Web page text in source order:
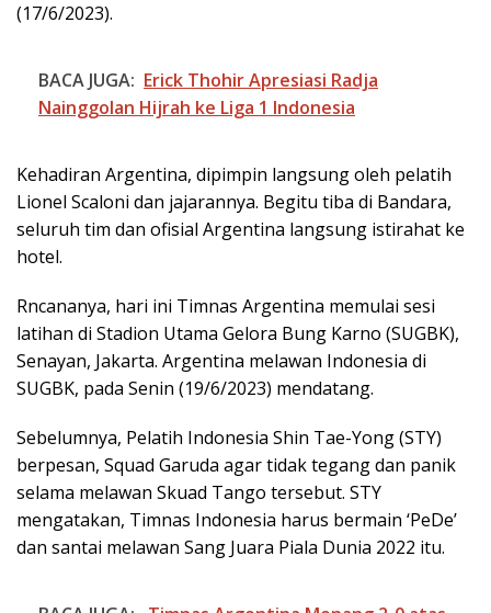
(17/6/2023).
BACA JUGA: Erick Thohir Apresiasi Radja
Nainggolan Hijrah ke Liga 1 Indonesia
Kehadiran Argentina, dipimpin langsung oleh pelatih
Lionel Scaloni dan jajarannya. Begitu tiba di Bandara,
seluruh tim dan ofisial Argentina langsung istirahat ke
hotel.
Rncananya, hari ini Timnas Argentina memulai sesi
latihan di Stadion Utama Gelora Bung Karno (SUGBK),
Senayan, Jakarta. Argentina melawan Indonesia di
SUGBK, pada Senin (19/6/2023) mendatang.
Sebelumnya, Pelatih Indonesia Shin Tae-Yong (STY)
berpesan, Squad Garuda agar tidak tegang dan panik
selama melawan Skuad Tango tersebut. STY
mengatakan, Timnas Indonesia harus bermain ‘PeDe’
dan santai melawan Sang Juara Piala Dunia 2022 itu.